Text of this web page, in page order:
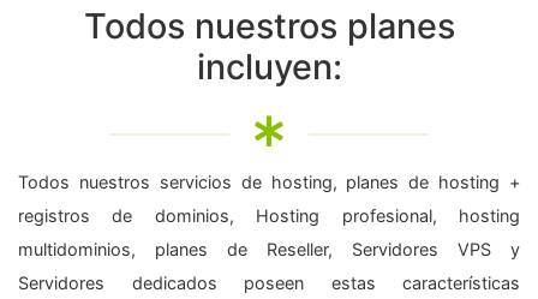
Todos nuestros planes
incluyen:
Todos nuestros servicios de hosting, planes de hosting +
registros de dominios, Hosting profesional, hosting
multidominios, planes de Reseller, Servidores VPS y
Servidores dedicados poseen estas características